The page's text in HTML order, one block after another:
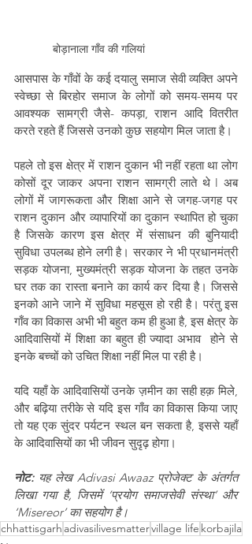
बोड़ानाला गाँव की गलियां
आसपास के गाँवों के कई दयालु समाज सेवी व्यक्ति अपने
स्वेच्छा से बिरहोर समाज के लोगों को समय-समय पर
आवश्यक सामग्री जैसे- कपड़ा, राशन आदि वितरीत
करते रहते हैं जिससे उनको कुछ सहयोग मिल जाता है।
पहले तो इस क्षेत्र में राशन दुकान भी नहीं रहता था लोग
कोसों दूर जाकर अपना राशन सामग्री लाते थे l अब
लोगों में जागरूकता और शिक्षा आने से जगह-जगह पर
राशन दुकान और व्यापारियों का दुकान स्थापित हो चुका
है जिसके कारण इस क्षेत्र में संसाधन की बुनियादी
सुविधा उपलब्ध होने लगी है। सरकार ने भी प्रधानमंत्री
सड़क योजना, मुख्यमंत्री सड़क योजना के तहत उनके
घर तक का रास्ता बनाने का कार्य कर दिया है। जिससे
इनको आने जाने में सुविधा महसूस हो रही है। परंतु इस
गाँव का विकास अभी भी बहुत कम ही हुआ है, इस क्षेत्र के
आदिवासियों में शिक्षा का बहुत ही ज्यादा अभाव  होने से
इनके बच्चों को उचित शिक्षा नहीं मिल पा रही है।
यदि यहाँ के आदिवासियों उनके ज़मीन का सही हक़ मिले,
और बढ़िया तरीके से यदि इस गाँव का विकास किया जाए
तो यह एक सुंदर पर्यटन स्थल बन सकता है, इससे यहाँ
के आदिवासियों का भी जीवन सुदृढ़ होगा।
नोट: यह लेख Adivasi Awaaz प्रोजेक्ट के अंतर्गत
लिखा गया है, जिसमें ‘प्रयोग समाजसेवी संस्था’ और
‘Misereor’ का सहयोग है।
chhattisgarh adivasilivesmattervillage life korbajila